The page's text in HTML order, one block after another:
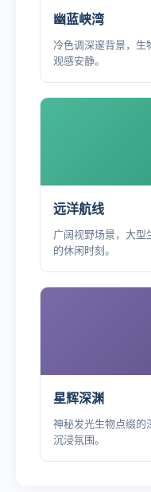
幽蓝峡湾
冷色调深邃背景，生
观感安静。
远洋航线
广阔视野场景，大型
的休闲时刻。
星辉深渊
神秘发光生物点缀的
沉浸氛围。